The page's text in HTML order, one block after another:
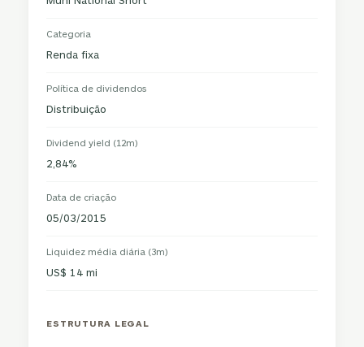
Categoria
Renda fixa
Política de dividendos
Distribuição
Dividend yield (12m)
2,84%
Data de criação
05/03/2015
Liquidez média diária (3m)
US$ 14 mi
ESTRUTURA LEGAL